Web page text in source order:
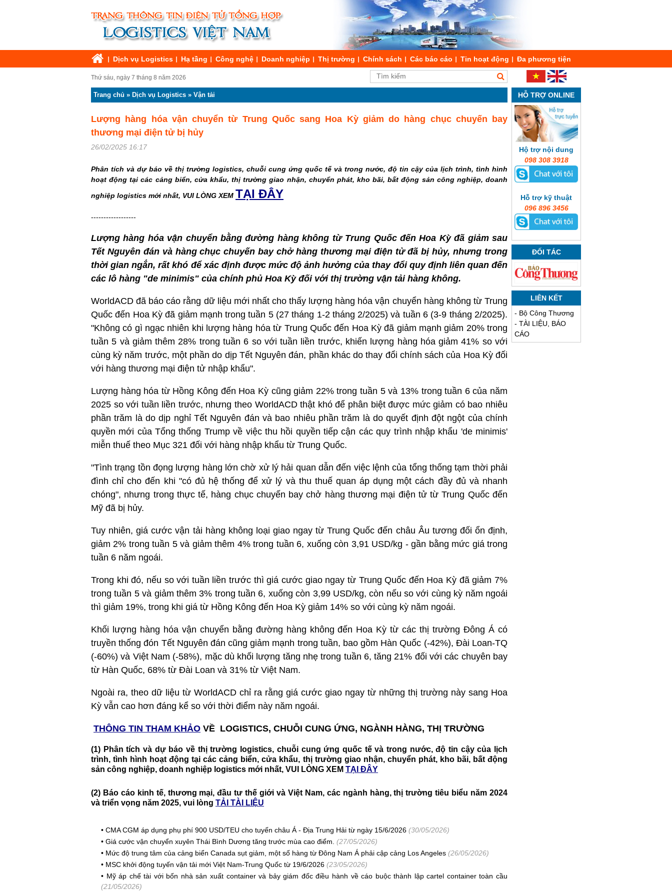
Dịch vụ Logistics Hạ tầng Công nghệ Doanh nghiệp Thị trường Chính sách Các báo cáo Tin hoạt động Đa phương tiện
Thứ sáu, ngày 7 tháng 8 năm 2026
Trang chủ » Dịch vụ Logistics » Vận tải
Lượng hàng hóa vận chuyển từ Trung Quốc sang Hoa Kỳ giảm do hàng chục chuyến bay
thương mại điện tử bị hủy
26/02/2025 16:17
Phân tích và dự báo về thị trường logistics, chuỗi cung ứng quốc tế và trong nước, độ tin cậy của lịch trình, tình hình
hoạt động tại các cảng biển, cửa khẩu, thị trường giao nhận, chuyển phát, kho bãi, bất động sản công nghiệp, doanh
nghiệp logistics mới nhất, VUI LÒNG XEM TẠI ĐÂY
------------------
Lượng hàng hóa vận chuyển bằng đường hàng không từ Trung Quốc đến Hoa Kỳ đã giảm sau
Tết Nguyên đán và hàng chục chuyến bay chở hàng thương mại điện tử đã bị hủy, nhưng trong
thời gian ngắn, rất khó để xác định được mức độ ảnh hưởng của thay đổi quy định liên quan đến
các lô hàng "de minimis" của chính phủ Hoa Kỳ đối với thị trường vận tải hàng không.
WorldACD đã báo cáo rằng dữ liệu mới nhất cho thấy lượng hàng hóa vận chuyển hàng không từ Trung
Quốc đến Hoa Kỳ đã giảm mạnh trong tuần 5 (27 tháng 1-2 tháng 2/2025) và tuần 6 (3-9 tháng 2/2025).
"Không có gì ngạc nhiên khi lượng hàng hóa từ Trung Quốc đến Hoa Kỳ đã giảm mạnh giảm 20% trong
tuần 5 và giảm thêm 28% trong tuần 6 so với tuần liền trước, khiến lượng hàng hóa giảm 41% so với
cùng kỳ năm trước, một phần do dịp Tết Nguyên đán, phần khác do thay đổi chính sách của Hoa Kỳ đối
với hàng thương mại điện tử nhập khẩu".
Lượng hàng hóa từ Hồng Kông đến Hoa Kỳ cũng giảm 22% trong tuần 5 và 13% trong tuần 6 của năm
2025 so với tuần liền trước, nhưng theo WorldACD thật khó để phân biệt được mức giảm có bao nhiêu
phần trăm là do dịp nghỉ Tết Nguyên đán và bao nhiêu phần trăm là do quyết định đột ngột của chính
quyền mới của Tổng thống Trump về việc thu hồi quyền tiếp cận các quy trình nhập khẩu 'de minimis'
miễn thuế theo Mục 321 đối với hàng nhập khẩu từ Trung Quốc.
"Tình trạng tồn đọng lượng hàng lớn chờ xử lý hải quan dẫn đến việc lệnh của tổng thống tạm thời phải
đình chỉ cho đến khi "có đủ hệ thống để xử lý và thu thuế quan áp dụng một cách đầy đủ và nhanh
chóng", nhưng trong thực tế, hàng chục chuyến bay chở hàng thương mại điện tử từ Trung Quốc đến
Mỹ đã bị hủy.
Tuy nhiên, giá cước vận tải hàng không loại giao ngay từ Trung Quốc đến châu Âu tương đối ổn định,
giảm 2% trong tuần 5 và giảm thêm 4% trong tuần 6, xuống còn 3,91 USD/kg - gần bằng mức giá trong
tuần 6 năm ngoái.
Trong khi đó, nếu so với tuần liền trước thì giá cước giao ngay từ Trung Quốc đến Hoa Kỳ đã giảm 7%
trong tuần 5 và giảm thêm 3% trong tuần 6, xuống còn 3,99 USD/kg, còn nếu so với cùng kỳ năm ngoái
thì giảm 19%, trong khi giá từ Hồng Kông đến Hoa Kỳ giảm 14% so với cùng kỳ năm ngoái.
Khối lượng hàng hóa vận chuyển bằng đường hàng không đến Hoa Kỳ từ các thị trường Đông Á có
truyền thống đón Tết Nguyên đán cũng giảm mạnh trong tuần, bao gồm Hàn Quốc (-42%), Đài Loan-TQ
(-60%) và Việt Nam (-58%), mặc dù khối lượng tăng nhẹ trong tuần 6, tăng 21% đối với các chuyên bay
từ Hàn Quốc, 68% từ Đài Loan và 31% từ Việt Nam.
Ngoài ra, theo dữ liệu từ WorldACD chỉ ra rằng giá cước giao ngay từ những thị trường này sang Hoa
Kỳ vẫn cao hơn đáng kể so với thời điểm này năm ngoái.
THÔNG TIN THAM KHẢO VỀ LOGISTICS, CHUỖI CUNG ỨNG, NGÀNH HÀNG, THỊ TRƯỜNG
(1) Phân tích và dự báo về thị trường logistics, chuỗi cung ứng quốc tế và trong nước, độ tin cậy của lịch
trình, tình hình hoạt động tại các cảng biển, cửa khẩu, thị trường giao nhận, chuyển phát, kho bãi, bất động
sản công nghiệp, doanh nghiệp logistics mới nhất, VUI LÒNG XEM TẠI ĐÂY
(2) Báo cáo kinh tế, thương mại, đầu tư thế giới và Việt Nam, các ngành hàng, thị trường tiêu biểu năm 2024
và triển vọng năm 2025, vui lòng TẢI TÀI LIỆU
• CMA CGM áp dụng phụ phí 900 USD/TEU cho tuyến châu Á - Địa Trung Hải từ ngày 15/6/2026 (30/05/2026)
• Giá cước vận chuyển xuyên Thái Bình Dương tăng trước mùa cao điểm. (27/05/2026)
• Mức độ trung tâm của cảng biển Canada sụt giảm, một số hàng từ Đông Nam Á phải cập cảng Los Angeles (26/05/2026)
• MSC khởi động tuyến vận tải mới Việt Nam-Trung Quốc từ 19/6/2026 (23/05/2026)
• Mỹ áp chế tài với bốn nhà sản xuất container và bảy giám đốc điều hành về cáo buộc thành lập cartel container toàn cầu
(21/05/2026)
HỖ TRỢ ONLINE
Hộ trợ nội dung
098 308 3918
Hỗ trợ kỹ thuật
096 896 3456
ĐỐI TÁC
LIÊN KẾT
- Bộ Công Thương
- TÀI LIỆU, BÁO
CÁO